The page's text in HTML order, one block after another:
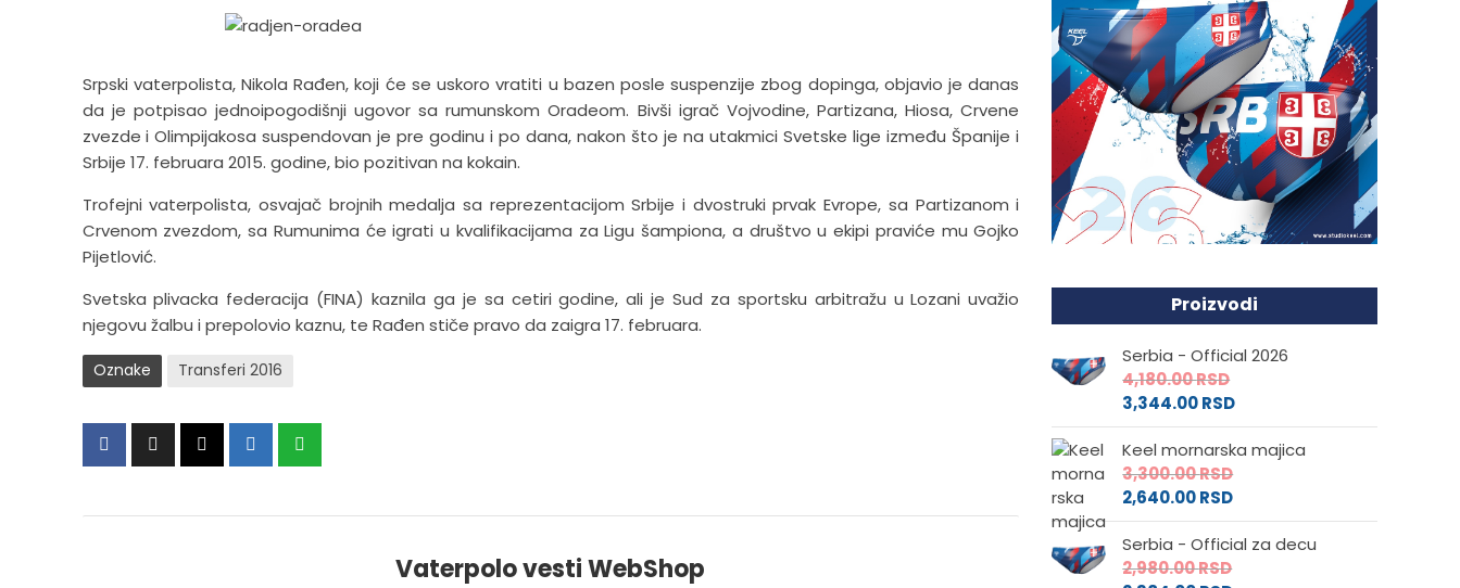
Srpski vaterpolista, Nikola Rađen, koji će se uskoro vratiti u bazen posle suspenzije zbog dopinga, objavio je danas
da je potpisao jednoipogodišnji ugovor sa rumunskom Oradeom. Bivši igrač Vojvodine, Partizana, Hiosa, Crvene
zvezde i Olimpijakosa suspendovan je pre godinu i po dana, nakon što je na utakmici Svetske lige između Španije i
Srbije 17. februara 2015. godine, bio pozitivan na kokain.
Trofejni vaterpolista, osvajač brojnih medalja sa reprezentacijom Srbije i dvostruki prvak Evrope, sa Partizanom i
Crvenom zvezdom, sa Rumunima će igrati u kvalifikacijama za Ligu šampiona, a društvo u ekipi praviće mu Gojko
Pijetlović.
Svetska plivacka federacija (FINA) kaznila ga je sa cetiri godine, ali je Sud za sportsku arbitražu u Lozani uvažio
njegovu žalbu i prepolovio kaznu, te Rađen stiče pravo da zaigra 17. februara.
Oznake Transferi 2016
Vaterpolo vesti WebShop
Proizvodi
Serbia - Official 2026
4,180.00RSD
3,344.00RSD
Keel mornarska majica
3,300.00RSD
2,640.00RSD
Serbia - Official za decu
2,980.00RSD